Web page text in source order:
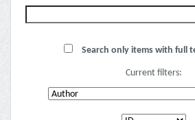
Search only items with full
Current filters: